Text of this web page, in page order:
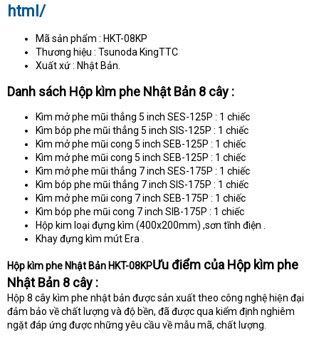
html/
Mã sản phẩm : HKT-08KP
Thương hiệu : Tsunoda KingTTC
Xuất xứ : Nhật Bản.
Danh sách Hộp kìm phe Nhật Bản 8 cây :
Kìm mở phe mũi thẳng 5 inch SES-125P : 1 chiếc
Kìm bóp phe mũi thẳng 5 inch SIS-125P : 1 chiếc
Kìm mở phe mũi cong 5 inch SEB-125P : 1 chiếc
Kìm mở phe mũi cong 5 inch SEB-125P : 1 chiếc
Kìm mở phe mũi thẳng 7 inch SES-175P : 1 chiếc
Kìm bóp phe mũi thẳng 7 inch SIS-175P : 1 chiếc
Kìm mở phe mũi cong 7 inch SEB-175P : 1 chiếc
Kìm bóp phe mũi cong 7 inch SIB-175P : 1 chiếc
Hộp kim loại đựng kìm (400x200mm) ,sơn tĩnh điện .
Khay đựng kìm mút Era .
Hộp kìm phe Nhật Bản HKT-08KPƯu điểm của Hộp kìm phe
Nhật Bản 8 cây :
Hộp 8 cây kìm phe nhật bản được sản xuất theo công nghệ hiện đại
đảm bảo về chất lượng và độ bền, đã được qua kiểm định nghiêm
ngặt đáp ứng được những yêu cầu về mẫu mã, chất lượng.